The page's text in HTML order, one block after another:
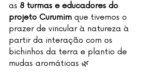
as 8 turmas e educadores do
projeto Curumim que tivemos o
prazer de vincular à natureza à
partir da interação com os
bichinhos da terra e plantio de
mudas aromáticas 🌿